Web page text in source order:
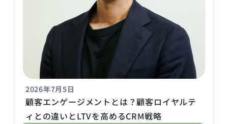
2026年7月5日
顧客エンゲージメントとは？顧客ロイヤルテ
ィとの違いとLTVを高めるCRM戦略